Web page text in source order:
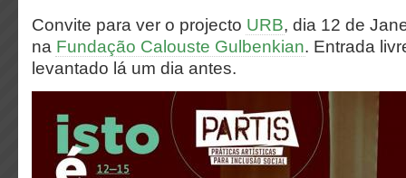
Convite para ver o projecto URB, dia 12 de
na Fundação Calouste Gulbenkian. Entrada
levantado lá um dia antes.